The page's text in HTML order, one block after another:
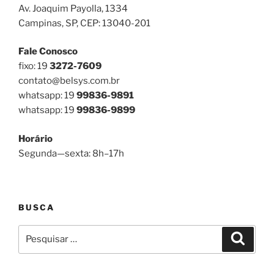
Av. Joaquim Payolla, 1334
Campinas, SP, CEP: 13040-201
Fale Conosco
fixo: 19 3272-7609
contato@belsys.com.br
whatsapp: 19 99836-9891
whatsapp: 19 99836-9899
Horário
Segunda—sexta: 8h–17h
BUSCA
por: